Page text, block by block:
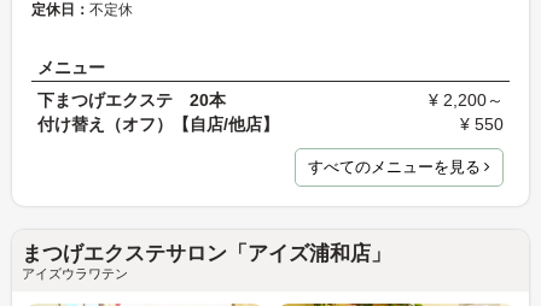
定休日： 不定休
メニュー
下まつげエクステ 20本
¥ 2,200～
付け替え（オフ）【自店/他店】
¥ 550
すべてのメニューを見る
まつげエクステサロン「アイズ浦和店」
アイズウラワテン